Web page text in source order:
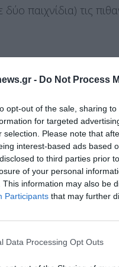
- Do Not Process
opt-out of the sale, sharing
for targeted
selection. Please note that
interest-based ads based
to third parties prior
of your personal
This information may also be
Participants that may further
Data Processing Opt Outs
την καλύτερη εμπειρία,
θα μας επιτρέψει να
ή η ανάκληση της
παιχνίδια) τις
θα
Ιτούδη,
τον δεύτερο
κόντρα στη Νέα